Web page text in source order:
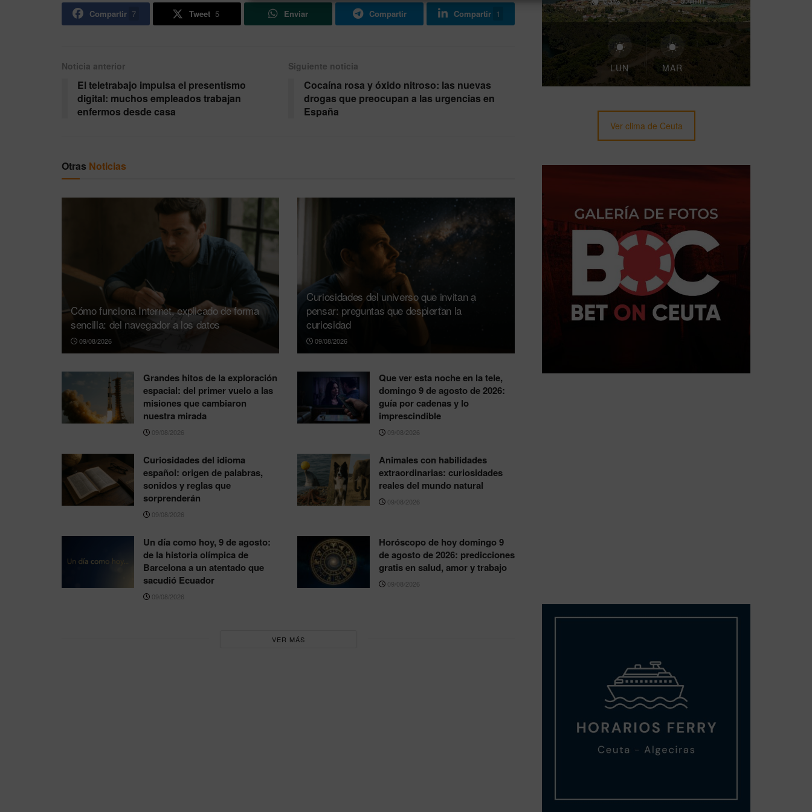
Compartir 7 Tweet 5 Enviar Compartir Compartir 1
Noticia anterior
El teletrabajo impulsa el presentismo
digital: muchos empleados trabajan
enfermos desde casa
Siguiente noticia
Cocaína rosa y óxido nitroso: las nuevas
drogas que preocupan a las urgencias en
España
Otras Noticias
Cómo funciona Internet, explicado de forma
sencilla: del navegador a los datos
09/08/2026
Curiosidades del universo que invitan a
pensar: preguntas que despiertan la
curiosidad
09/08/2026
Grandes hitos de la exploración
espacial: del primer vuelo a las
misiones que cambiaron
nuestra mirada
09/08/2026
Que ver esta noche en la tele,
domingo 9 de agosto de 2026:
guía por cadenas y lo
imprescindible
09/08/2026
Curiosidades del idioma
español: origen de palabras,
sonidos y reglas que
sorprenderán
09/08/2026
Animales con habilidades
extraordinarias: curiosidades
reales del mundo natural
09/08/2026
Un día como hoy, 9 de agosto:
de la historia olímpica de
Barcelona a un atentado que
sacudió Ecuador
09/08/2026
Horóscopo de hoy domingo 9
de agosto de 2026: predicciones
gratis en salud, amor y trabajo
09/08/2026
VER MÁS
LUN MAR
Ver clima de Ceuta